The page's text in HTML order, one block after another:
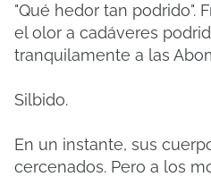
"Qué hedor tan podrido".
el olor a cadáveres
tranquilamente a las
Silbido.
En un instante, sus
cercenados. Pero a los